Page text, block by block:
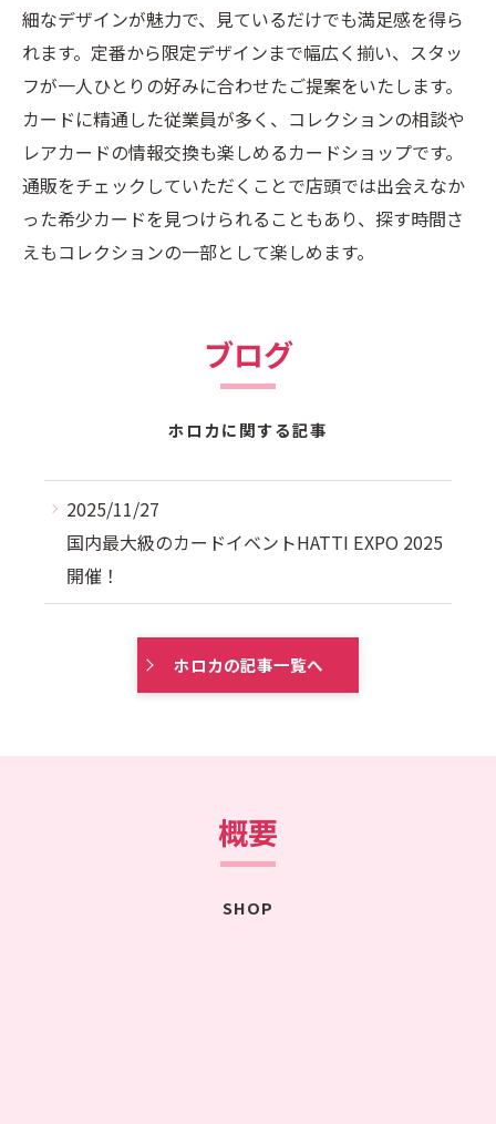
細なデザインが魅力で、見ているだけでも満足感を得ら
れます。定番から限定デザインまで幅広く揃い、スタッ
フが一人ひとりの好みに合わせたご提案をいたします。
カードに精通した従業員が多く、コレクションの相談や
レアカードの情報交換も楽しめるカードショップです。
通販をチェックしていただくことで店頭では出会えなか
った希少カードを見つけられることもあり、探す時間さ
えもコレクションの一部として楽しめます。
ブログ
ホロカに関する記事
2025/11/27
国内最大級のカードイベントHATTI EXPO 2025
開催！
ホロカの記事一覧へ
概要
SHOP